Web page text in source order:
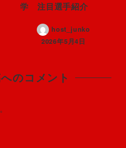
学 注目選手紹介
host_junko
2026年5月4日
のコメント